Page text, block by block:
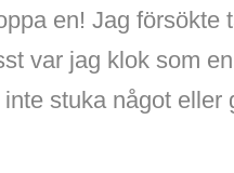
en! Jag
var jag klok som
stuka något